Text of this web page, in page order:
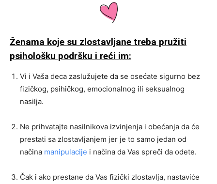
Ženama koje su zlostavljane treba pružiti
psihološku podršku i reći im:
Vi i Vaša deca zaslužujete da se osećate sigurno bez
fizičkog, psihičkog, emocionalnog ili seksualnog
nasilja.
Ne prihvatajte nasilnikova izvinjenja i obećanja da će
prestati sa zlostavljanjem jer je to samo jedan od
načina manipulacije i načina da Vas spreči da odete.
Čak i ako prestane da Vas fizički zlostavlja, nastaviće